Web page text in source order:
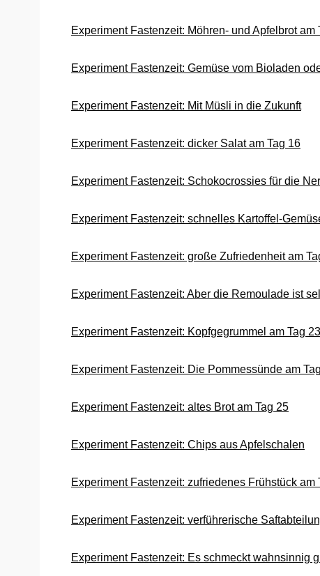
Experiment Fastenzeit: Möhren- und Apfelbrot am
Experiment Fastenzeit: Gemüse vom Bioladen
Experiment Fastenzeit: Mit Müsli in die Zukunft
Experiment Fastenzeit: dicker Salat am Tag 16
Experiment Fastenzeit: Schokocrossies für die
Experiment Fastenzeit: schnelles Kartoffel-
Experiment Fastenzeit: große Zufriedenheit am
Experiment Fastenzeit: Aber die Remoulade ist
Experiment Fastenzeit: Kopfgegrummel am Tag 23
Experiment Fastenzeit: Die Pommessünde am
Experiment Fastenzeit: altes Brot am Tag 25
Experiment Fastenzeit: Chips aus Apfelschalen
Experiment Fastenzeit: zufriedenes Frühstück am
Experiment Fastenzeit: verführerische
Experiment Fastenzeit: Es schmeckt wahnsinnig